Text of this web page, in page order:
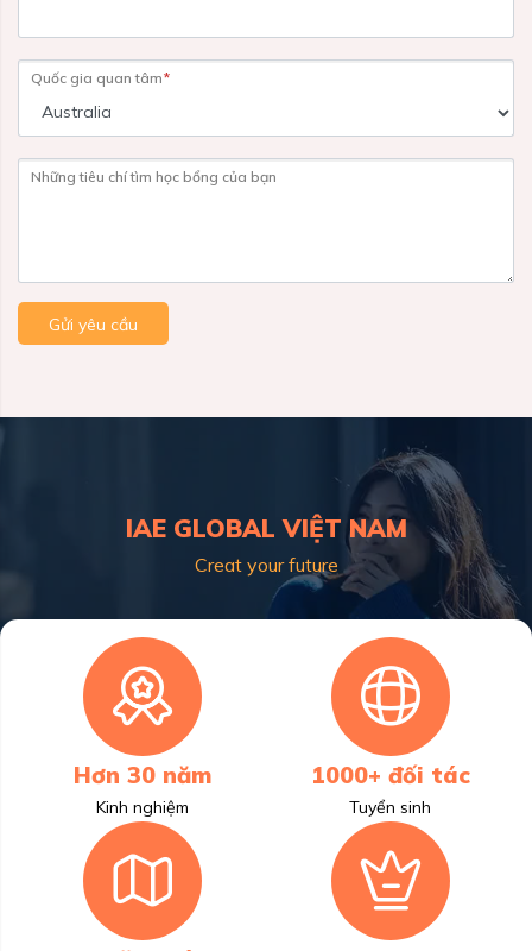
Quốc gia quan tâm*
Những tiêu chí tìm học bổng của bạn
Gửi yêu cầu
IAE GLOBAL VIỆT NAM
Creat your future
Hơn 30 năm
Kinh nghiệm
1000+ đối tác
Tuyển sinh